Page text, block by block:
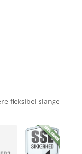
fleksibel slange